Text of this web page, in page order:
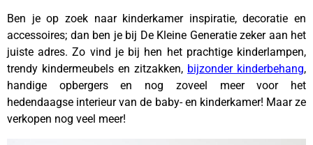
Ben je op zoek naar kinderkamer inspiratie, decoratie en
accessoires; dan ben je bij De Kleine Generatie zeker aan het
juiste adres. Zo vind je bij hen het prachtige kinderlampen,
trendy kindermeubels en zitzakken, bijzonder kinderbehang,
handige opbergers en nog zoveel meer voor het
hedendaagse interieur van de baby- en kinderkamer! Maar ze
verkopen nog veel meer!